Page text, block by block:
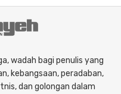
wadah bagi penulis yang
kebangsaan, peradaban,
dan golongan dalam